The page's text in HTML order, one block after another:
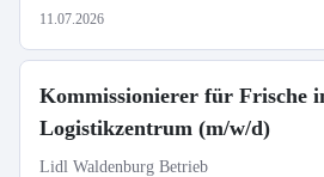
11.07.2026
Kommissionierer für Frische
Logistikzentrum (m/w/d)
Lidl Waldenburg Betrieb